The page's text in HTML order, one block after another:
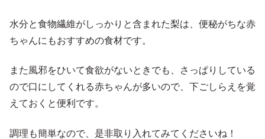
水分と食物繊維がしっかりと含まれた梨は、便秘がちな赤
ちゃんにもおすすめの食材です。
また風邪をひいて食欲がないときでも、さっぱりしている
ので口にしてくれる赤ちゃんが多いので、下ごしらえを覚
えておくと便利です。
調理も簡単なので、是非取り入れてみてくださいね！